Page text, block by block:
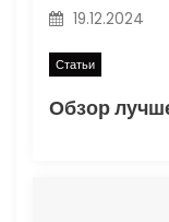
п
и
19.12.2024
Статьи